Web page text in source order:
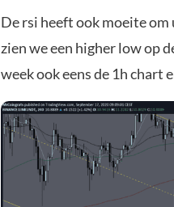
De rsi heeft ook moeite om
zien we een higher low op
week ook eens de 1h